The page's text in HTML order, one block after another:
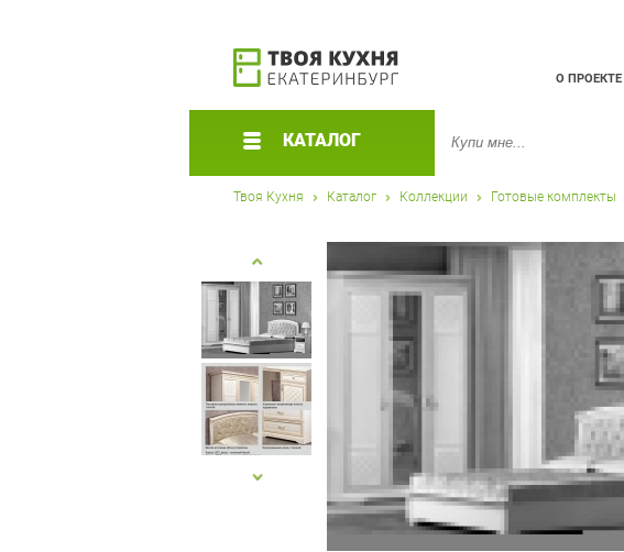
О ПРОЕКТЕ
КАТАЛОГ
Твоя Кухня Каталог Коллекции Готовые комплекты